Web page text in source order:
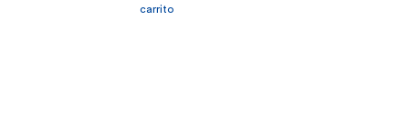
carrito